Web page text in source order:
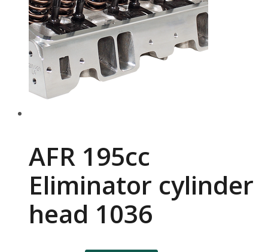
AFR 195cc
Eliminator cylinder
head 1036